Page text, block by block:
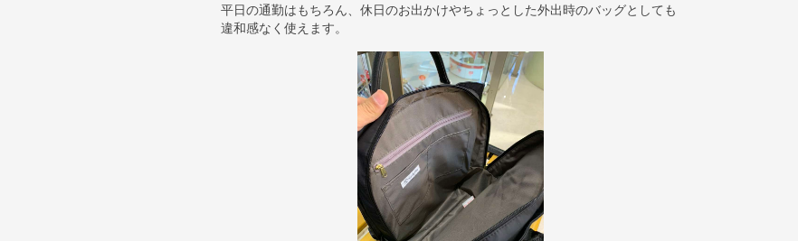
平日の通勤はもちろん、休日のお出かけやちょっとした外出時のバッグとしても
違和感なく使えます。